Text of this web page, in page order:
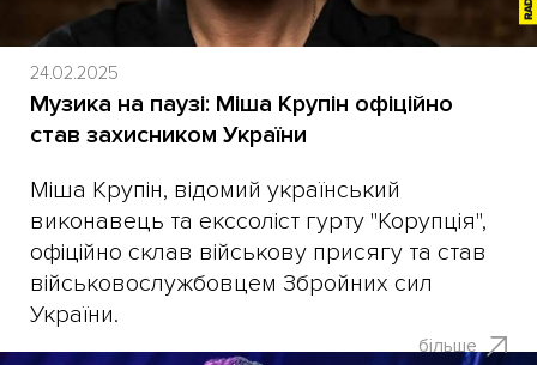
24.02.2025
Музика на паузі: Міша Крупін офіційно
став захисником України
Міша Крупін, відомий український
виконавець та екссоліст гурту "Корупція",
офіційно склав військову присягу та став
військовослужбовцем Збройних сил
України.
більше